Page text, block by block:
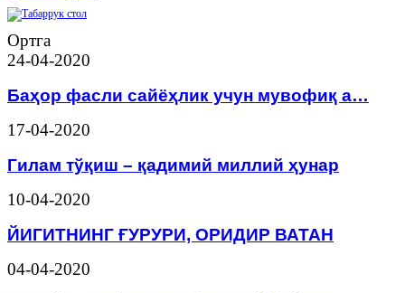
Ортга
24-04-2020
Баҳор фасли сайёҳлик учун мувофиқ а…
17-04-2020
Гилам тўқиш – қадимий миллий ҳунар
10-04-2020
ЙИГИТНИНГ ҒУРУРИ, ОРИДИР ВАТАН
04-04-2020